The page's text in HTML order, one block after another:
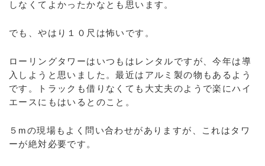
しなくてよかったかなとも思います。
でも、やはり１０尺は怖いです。
ローリングタワーはいつもはレンタルですが、今年は導
入しようと思いました。最近はアルミ製の物もあるよう
です。トラックも借りなくても大丈夫のようで楽にハイ
エースにもはいるとのこと。
５mの現場もよく問い合わせがありますが、これはタワ
ーが絶対必要です。